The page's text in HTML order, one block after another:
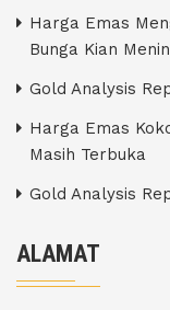
Harga Emas
Bunga Kian
Gold Analysis
Harga Emas
Masih Terbuka
Gold Analysis
ALAMAT